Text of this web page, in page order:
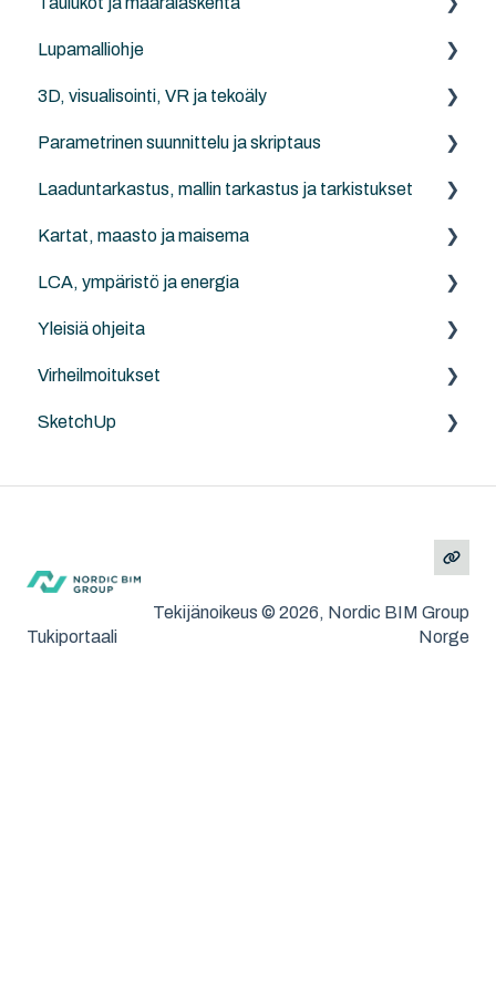
IFC-katseluohjelmat/-työkalut
NordicTools
Archicad
Lupamalliohje
1 Lupamallin tietojen yleiskatsaus
2 Lupamallin osien tietokuvaukset
3 Lupamallialoituspohjan poikkeamat
4 Rakenteellinen järjestelmä -koodisto
5 Lupamallin esimerkkiprojektit
3D, visualisointi, VR ja tekoäly
Archicad
Twinmotion
Parametrinen suunnittelu ja skriptaus
Archicad Python API
Rhino - Grasshopper
Laaduntarkastus, mallin tarkastus ja tarkistukset
Archicad
Kartat, maasto ja maisema
LAND4
Projektin koordinaatit
LCA, ympäristö ja energia
Anavitor LCA
Yleisiä ohjeita
Ohjeita
Virheilmoitukset
Archicad
SketchUp
Tukiportaali
Tekijänoikeus © 2026, Nordic BIM Group
Norge